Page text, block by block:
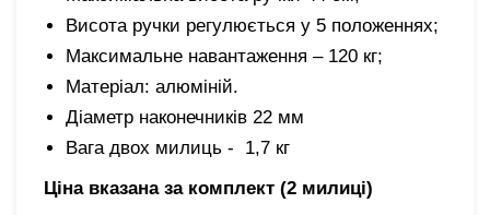
Висота ручки регулюється у 5 положеннях;
Максимальне навантаження – 120 кг;
Матеріал: алюміній.
Діаметр наконечників 22 мм
Вага двох милиць - 1,7 кг
Ціна вказана за комплект (2 милиці)